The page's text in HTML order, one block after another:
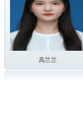
高兰兰